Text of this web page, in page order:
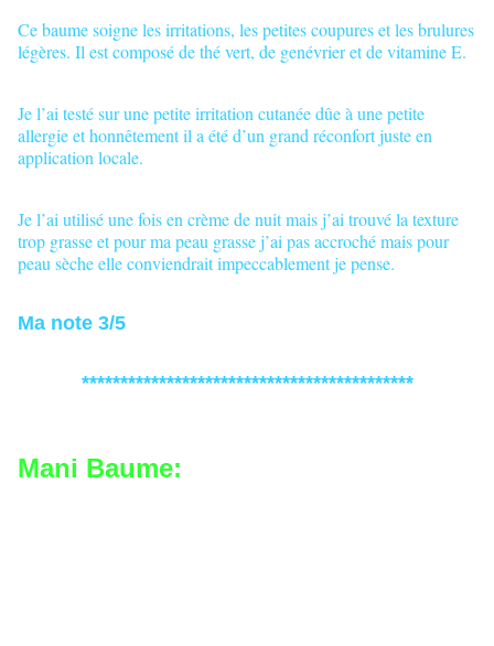
Ce baume soigne les irritations, les petites coupures et les brulures
légères. Il est composé de thé vert, de genévrier et de vitamine E.
Je l’ai testé sur une petite irritation cutanée dûe à une petite
allergie et honnêtement il a été d’un grand réconfort juste en
application locale.
Je l’ai utilisé une fois en crème de nuit mais j’ai trouvé la texture
trop grasse et pour ma peau grasse j’ai pas accroché mais pour
peau sèche elle conviendrait impeccablement je pense.
Ma note 3/5
*******************************************
Mani Baume: